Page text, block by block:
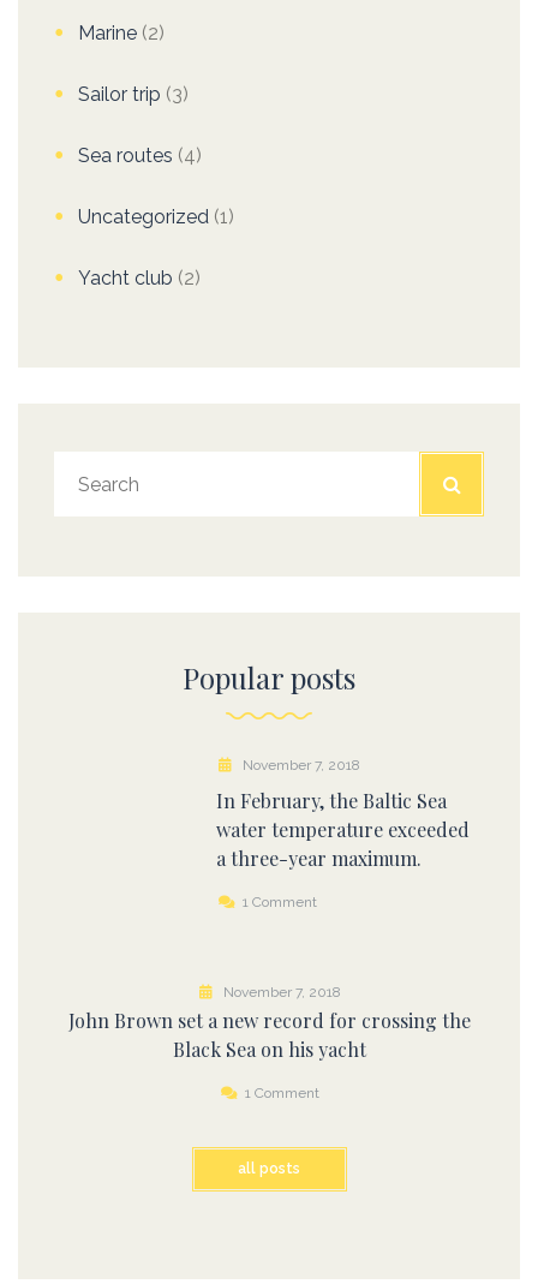
Marine (2)
Sailor trip (3)
Sea routes (4)
Uncategorized (1)
Yacht club (2)
Popular posts
November 7, 2018
In February, the Baltic Sea
water temperature exceeded
a three-year maximum.
1 Comment
November 7, 2018
John Brown set a new record for crossing the
Black Sea on his yacht
1 Comment
all posts